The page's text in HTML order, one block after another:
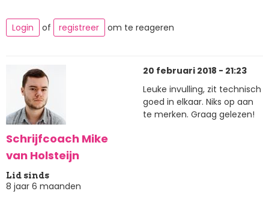
Login of registreer om te reageren
Schrijfcoach Mike
van Holsteijn
Lid sinds
8 jaar 6 maanden
20 februari 2018 - 21:23
Leuke invulling, zit technisch
goed in elkaar. Niks op aan
te merken. Graag gelezen!